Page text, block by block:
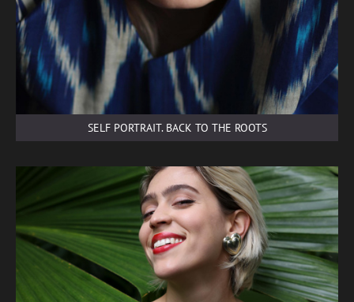
SELF PORTRAIT. BACK TO THE ROOTS